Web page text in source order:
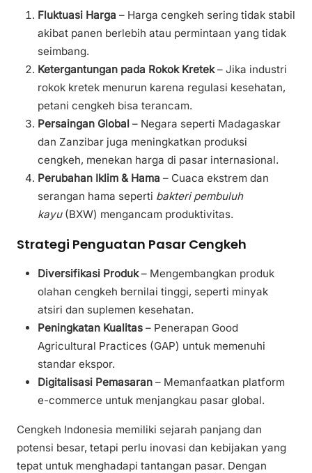
Fluktuasi Harga – Harga cengkeh sering tidak stabil
akibat panen berlebih atau permintaan yang tidak
seimbang.
Ketergantungan pada Rokok Kretek– Jika industri
rokok kretek menurun karena regulasi kesehatan,
petani cengkeh bisa terancam.
Persaingan Global – Negara seperti Madagaskar
dan Zanzibar juga meningkatkan produksi
cengkeh, menekan harga di pasar internasional.
Perubahan Iklim & Hama – Cuaca ekstrem dan
serangan hama seperti bakteri pembuluh
kayu(BXW) mengancam produktivitas.
Strategi Penguatan Pasar Cengkeh
Diversifikasi Produk– Mengembangkan produk
olahan cengkeh bernilai tinggi, seperti minyak
atsiri dan suplemen kesehatan.
Peningkatan Kualitas – Penerapan Good
Agricultural Practices (GAP) untuk memenuhi
standar ekspor.
Digitalisasi Pemasaran – Memanfaatkan platform
e-commerce untuk menjangkau pasar global.
Cengkeh Indonesia memiliki sejarah panjang dan
potensi besar, tetapi perlu inovasi dan kebijakan yang
tepat untuk menghadapi tantangan pasar. Dengan